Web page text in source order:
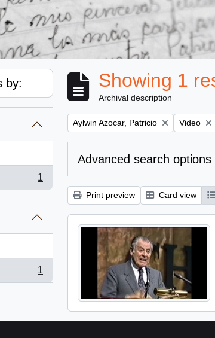
by:
1
1
Showing 1
Archival description
Remove filter:
Aylwin Azocar, Patricio Remove
Video
Advanced search options
Print preview Card view